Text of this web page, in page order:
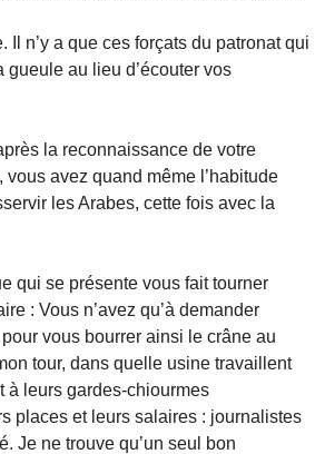
n’y a que ces forçats du patronat qui
au lieu d’écouter vos
la reconnaissance de votre
avez quand même l’habitude
les Arabes, cette fois avec la
qui se présente vous fait tourner
: Vous n’avez qu’à demander
vous bourrer ainsi le crâne au
tour, dans quelle usine travaillent
à leurs gardes-chiourmes
places et leurs salaires : journalistes
Je ne trouve qu’un seul bon